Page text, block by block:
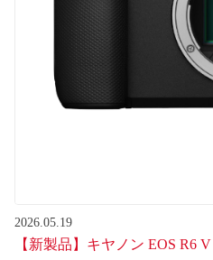
2026.05.19
【新製品】キヤノン EOS R6